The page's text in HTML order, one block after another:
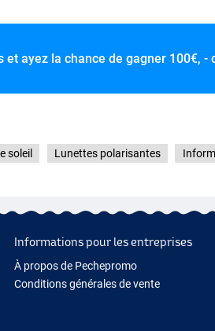
et ayez la chance de gagner 100€, -
soleil Lunettes polarisantes
Informations pour les entreprises
À propos de Pechepromo
Conditions générales de vente